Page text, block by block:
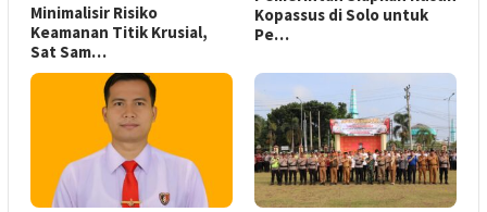
Minimalisir Risiko
Keamanan Titik Krusial,
Sat Sam…
Kopassus di Solo untuk
Pe…